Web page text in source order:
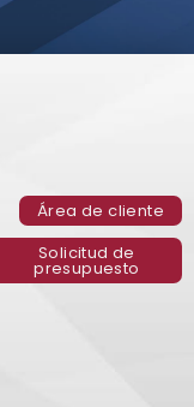
Área de cliente
Solicitud de
presupuesto